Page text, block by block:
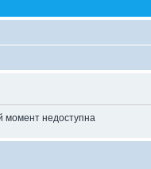
момент недоступна